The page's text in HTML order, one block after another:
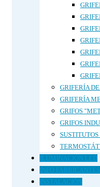
GRIFERÍA
GRIFERÍA
GRIFOS
GRIFOS
ILUMINACIÓN LED
INFO FABRICANTES
INSTALACIÓN